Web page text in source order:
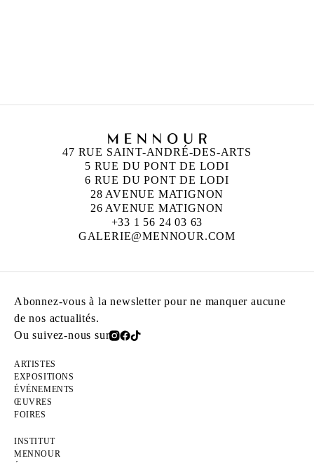
47 RUE SAINT-ANDRÉ-DES-ARTS
5 RUE DU PONT DE LODI
6 RUE DU PONT DE LODI
28 AVENUE MATIGNON
26 AVENUE MATIGNON
+33 1 56 24 03 63
GALERIE@MENNOUR.COM
Abonnez-vous à la newsletter pour ne manquer aucune
de nos actualités.
Ou suivez-nous sur
ARTISTES
EXPOSITIONS
ÉVÉNEMENTS
ŒUVRES
FOIRES
INSTITUT
MENNOUR